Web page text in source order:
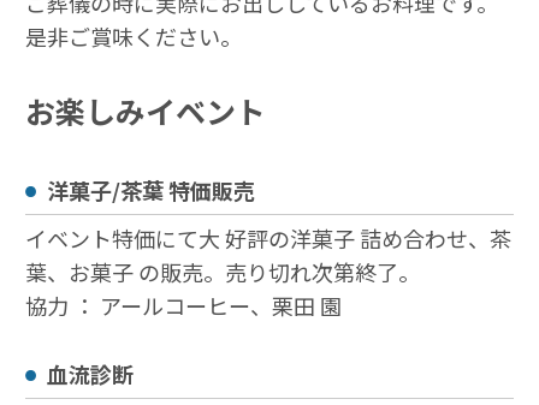
是非ご賞味ください。
お楽しみイベント
洋菓子/茶葉 特価販売
イベント特価にて大 好評の洋菓子 詰め合わせ、茶
葉、お菓子 の販売。売り切れ次第終了。
協力 ： アールコーヒー、栗田 園
血流診断